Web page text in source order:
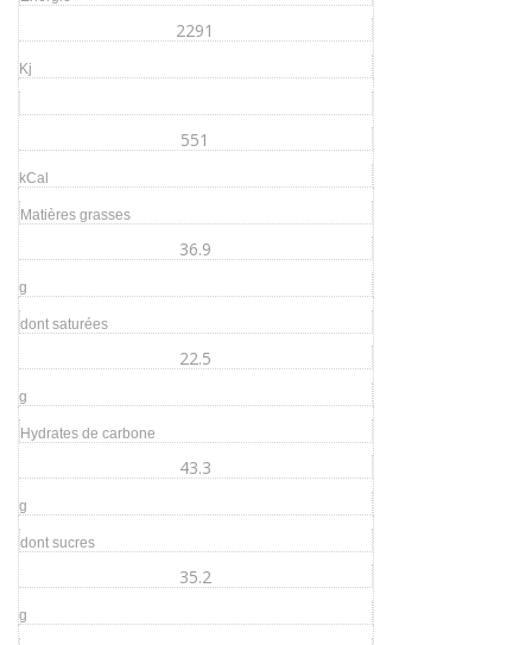
2291
Kj
551
kCal
Matières grasses
36.9
g
dont saturées
22.5
g
Hydrates de carbone
43.3
g
dont sucres
35.2
g